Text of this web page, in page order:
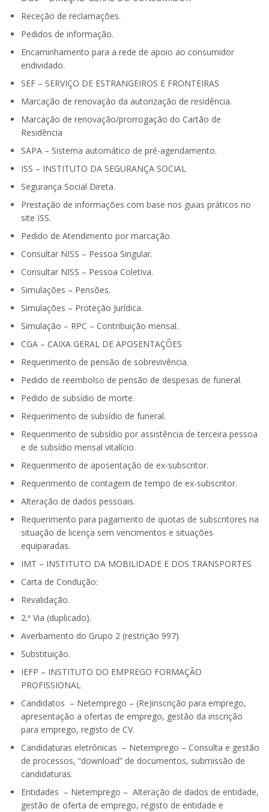
Receção de reclamações.
Pedidos de informação.
Encaminhamento para a rede de apoio ao consumidor
endividado.
SEF – SERVIÇO DE ESTRANGEIROS E FRONTEIRAS
Marcação de renovação da autorização de residência.
Marcação de renovação/prorrogação do Cartão de
Residência
SAPA – Sistema automático de pré-agendamento.
ISS – INSTITUTO DA SEGURANÇA SOCIAL
Segurança Social Direta.
Prestação de informações com base nos guias práticos no
site ISS.
Pedido de Atendimento por marcação.
Consultar NISS – Pessoa Singular.
Consultar NISS – Pessoa Coletiva.
Simulações – Pensões.
Simulações – Proteção Jurídica.
Simulação – RPC – Contribuição mensal.
CGA – CAIXA GERAL DE APOSENTAÇÕES
Requerimento de pensão de sobrevivência.
Pedido de reembolso de pensão de despesas de funeral.
Pedido de subsídio de morte.
Requerimento de subsídio de funeral.
Requerimento de subsídio por assistência de terceira pessoa
e de subsídio mensal vitalício.
Requerimento de aposentação de ex-subscritor.
Requerimento de contagem de tempo de ex-subscritor.
Alteração de dados pessoais.
Requerimento para pagamento de quotas de subscritores na
situação de licença sem vencimentos e situações
equiparadas.
IMT – INSTITUTO DA MOBILIDADE E DOS TRANSPORTES
Carta de Condução:
Revalidação.
2.ª Via (duplicado).
Averbamento do Grupo 2 (restrição 997).
Substituição.
IEFP – INSTITUTO DO EMPREGO FORMAÇÃO
PROFISSIONAL
Candidatos – Netemprego – (Re)inscrição para emprego,
apresentação a ofertas de emprego, gestão da inscrição
para emprego, registo de CV.
Candidaturas eletrónicas – Netemprego – Consulta e gestão
de processos, “download” de documentos, submissão de
candidaturas.
Entidades – Netemprego – Alteração de dados de entidade,
gestão de oferta de emprego, registo de entidade e